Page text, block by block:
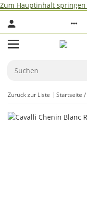
Zum Hauptinhalt springen
Zurück zur Liste Startseite